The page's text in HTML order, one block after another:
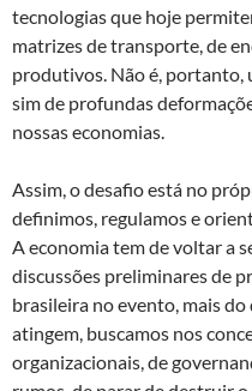
tecnologias que hoje
matrizes de transporte, de
produtivos. Não é, portanto,
sim de profundas
nossas economias.
Assim, o desafio está no
definimos, regulamos e
A economia tem de voltar a
discussões preliminares de
brasileira no evento, mais do
atingem, buscamos nos
organizacionais, de